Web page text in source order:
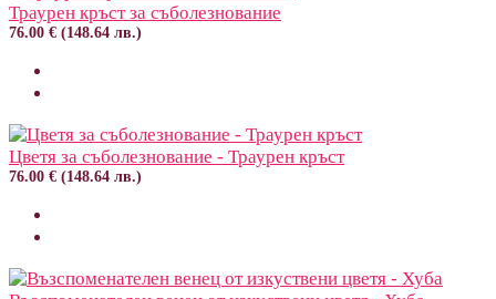
Траурен кръст за съболезнование
76.00 € (148.64 лв.)
Цветя за съболезнование - Траурен кръст
76.00 € (148.64 лв.)